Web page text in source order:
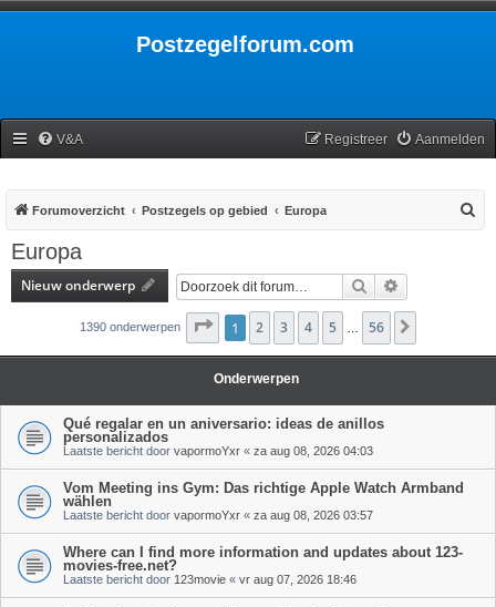
Postzegelforum.com
V&A Aanmelden
Registreer
Forumoverzicht Postzegels op gebied Europa
Europa
Nieuw onderwerp Zoek
1390 onderwerpen Pagina1 van 56
1 2 3 4 5 56
Onderwerpen
Qué regalar en un aniversario: ideas de anillos
personalizados
Laatste bericht door vapormoYxr « za aug 08, 2026 04:03
Vom Meeting ins Gym: Das richtige Apple Watch Armband
wählen
Laatste bericht door vapormoYxr « za aug 08, 2026 03:57
Where can I find more information and updates about 123-
movies-free.net?
Laatste bericht door 123movie « vr aug 07, 2026 18:46